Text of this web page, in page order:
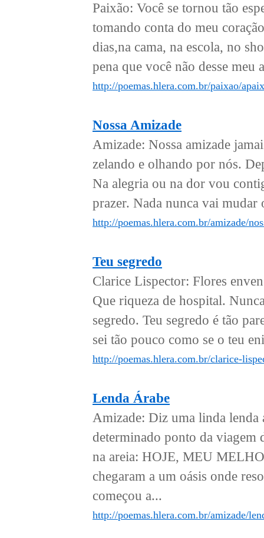
Paixão: Você se tornou tão
tomando conta do meu
dias,na cama, na escola, no
pena que você não desse meu
http://poemas.hlera.com.br/paixao/
Nossa Amizade
Amizade: Nossa amizade
zelando e olhando por nós.
Na alegria ou na dor vou
prazer. Nada nunca vai
http://poemas.hlera.com.br/amizade/
Teu segredo
Clarice Lispector: Flores
Que riqueza de hospital.
segredo. Teu segredo é tão
sei tão pouco como se o teu
http://poemas.hlera.com.br/clarice-
Lenda Árabe
Amizade: Diz uma linda lenda
determinado ponto da viagem
na areia: HOJE, MEU
chegaram a um oásis onde
começou a...
http://poemas.hlera.com.br/amizade/